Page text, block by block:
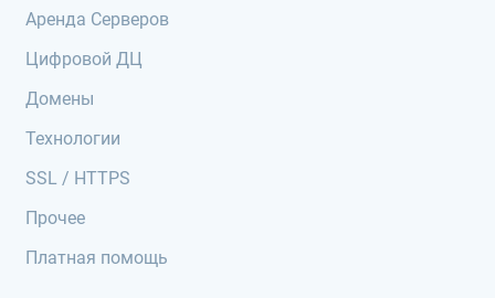
Аренда Серверов
Цифровой ДЦ
Домены
Технологии
SSL / HTTPS
Прочее
Платная помощь